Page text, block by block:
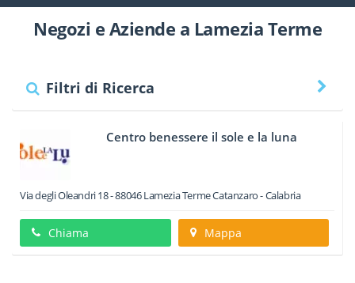
Negozi e Aziende a Lamezia Terme
Filtri di Ricerca
Centro benessere il sole e la luna
Via degli Oleandri 18-88046Lamezia TermeCatanzaro -Calabria
Chiama Mappa